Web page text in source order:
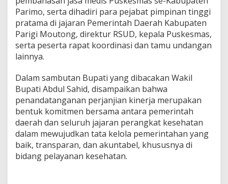
k
u
k
a
n
e
k
e
n
n
P
e
r
Parimo, serta dihadiri para pejabat pimpinan tinggi
pratama di jajaran Pemerintah Daerah Kabupaten
Parigi Moutong, direktur RSUD, kepala Puskesmas,
serta peserta rapat koordinasi dan tamu undangan
lainnya.
Dalam sambutan Bupati yang dibacakan Wakil
Bupati Abdul Sahid, disampaikan bahwa
penandatanganan perjanjian kinerja merupakan
bentuk komitmen bersama antara pemerintah
daerah dan seluruh jajaran perangkat kesehatan
dalam mewujudkan tata kelola pemerintahan yang
baik, transparan, dan akuntabel, khususnya di
bidang pelayanan kesehatan.